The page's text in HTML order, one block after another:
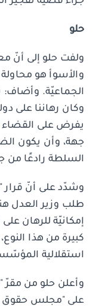
حلو
ولفت حلو إلى أنّ
والأسوأ هو
الجماعيّة. وأضاف:
وكان رهاننا على
يفرض على القضاء
جهة، وأن يكون
السلطة رادعًا من
وشدّد على أنّ قرار
طلب وزير العدل
إمكانيّة للرهان
كبيرة من هذا
استقلالية
على "مجلس حقوق